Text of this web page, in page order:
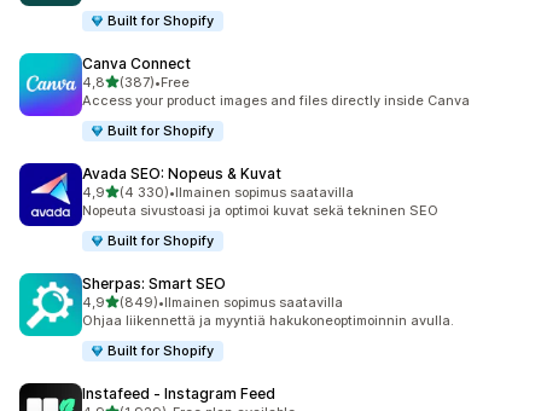
Built for Shopify
Canva Connect
4,8/ 5 tähteä
(387)
387 arvostelua yhteensä
•Free
Access your product images and files directly inside Canva
Built for Shopify
Avada SEO: Nopeus & Kuvat
4,9/ 5 tähteä
(4 330)
4330 arvostelua yhteensä
•Ilmainen sopimus saatavilla
Nopeuta sivustoasi ja optimoi kuvat sekä tekninen SEO
Built for Shopify
Sherpas: Smart SEO
4,9/ 5 tähteä
(849)
849 arvostelua yhteensä
•Ilmainen sopimus saatavilla
Ohjaa liikennettä ja myyntiä hakukoneoptimoinnin avulla.
Built for Shopify
Instafeed ‑ Instagram Feed